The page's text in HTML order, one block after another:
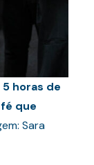
horas de
que
Sara